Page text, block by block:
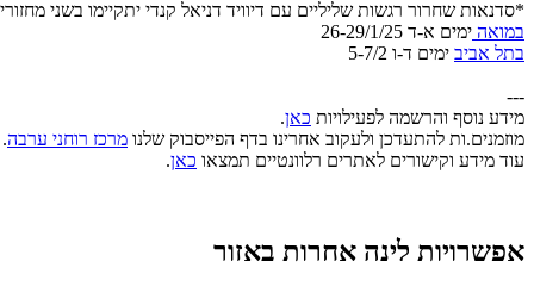
*סדנאות שחרור רגשות שליליים עם דיוויד דניאל קנדי יתקיימו בשני
במואה ימים א-ד 26-29/1/25
בתל אביב ימים ד-ו 5-7/2
---
מידע נוסף והרשמה לפעילויות כאן.
מוזמנים.ות להתעדכן ולעקוב אחרינו בדף הפייסבוק שלנו מרכז רוחני ערבה.
עוד מידע וקישורים לאתרים רלוונטיים תמצאו כאן.
אפשרויות לינה אחרות באזור